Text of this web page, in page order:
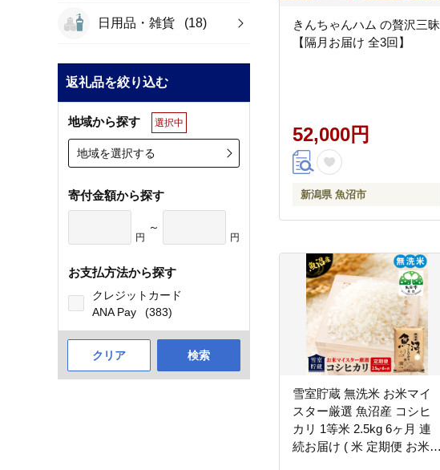
日用品・雑貨 (18)
返礼品を絞り込む
地域から探す 選択中
地域を選択する
寄付金額から探す
円
～
円
お支払方法から探す
クレジットカード
ANA Pay
(383)
クリア 検索
きんちゃんハム の贅沢三昧
【隔月お届け 全3回】
52,000円
新潟県 魚沼市
雪室貯蔵 無洗米 お米マイ
スター厳選 魚沼産 コシヒ
カリ 1等米 2.5kg 6ヶ月 連
続お届け ( 米 定期便 お米